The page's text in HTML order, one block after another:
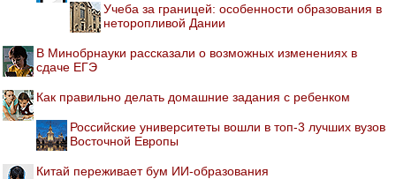
Учеба за границей: особенности образования в
неторопливой Дании
В Минобрнауки рассказали о возможных изменениях в
сдаче ЕГЭ
Как правильно делать домашние задания с ребенком
Российские университеты вошли в топ-3 лучших вузов
Восточной Европы
Китай переживает бум ИИ-образования